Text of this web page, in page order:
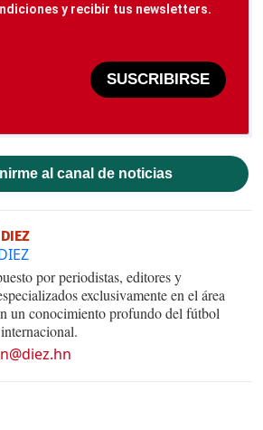
y recibir tus newsletters.
SUSCRIBIRSE
al canal de noticias
por periodistas, editores y
exclusivamente en el área
un conocimiento profundo del fútbol